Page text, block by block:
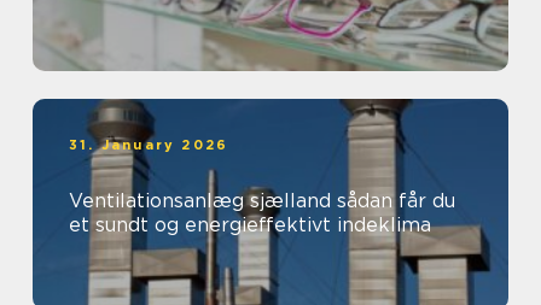
31. January 2026
Ventilationsanlæg sjælland sådan får du
et sundt og energieffektivt indeklima